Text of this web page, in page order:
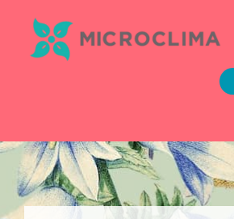
INSPIRATE
PROYECTOS